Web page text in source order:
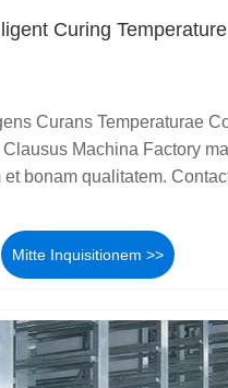
Curing
Curans Temperaturae
Machina Factory
et bonam qualitatem.
Mitte Inquisitionem >>